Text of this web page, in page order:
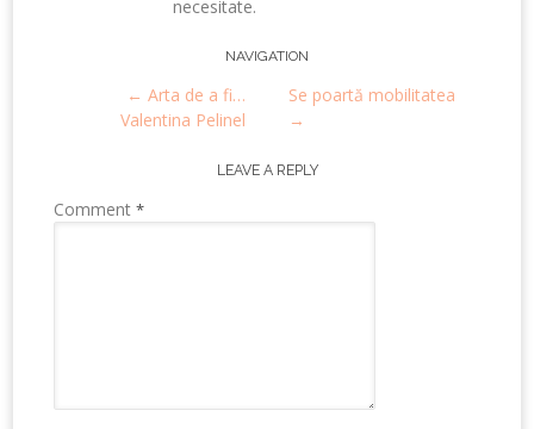
necesitate.
navigation
NAVIGATION
← Arta de a fi…
Valentina Pelinel
Se poartă mobilitatea
→
LEAVE A REPLY
Comment*